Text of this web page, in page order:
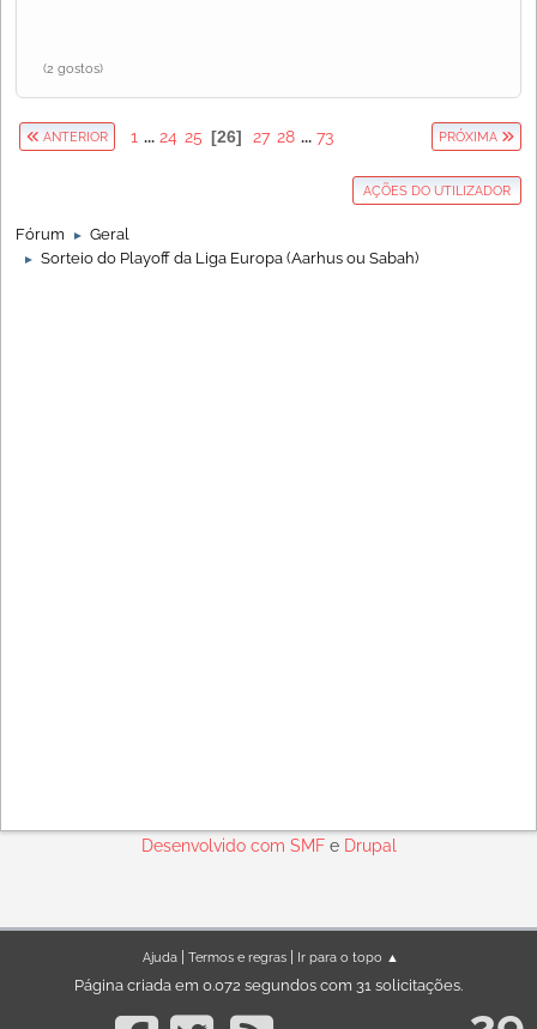
(2 gostos)
ANTERIOR 1 ... 24 25 26 27 28 ... 73 PRÓXIMA
AÇÕES DO UTILIZADOR
Fórum ► Geral
► Sorteio do Playoff da Liga Europa (Aarhus ou Sabah)
Desenvolvido com SMFe Drupal
Ajuda| Termos e regras| Ir para o topo ▲
Página criada em 0.072 segundos com 31 solicitações.